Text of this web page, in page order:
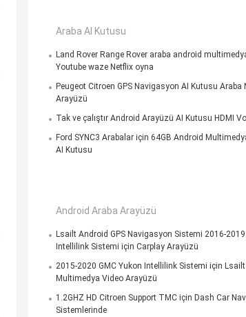
Araba AI Kutusu
Land Rover Range Rover araba android
Youtube waze Netflix oyna
Peugeot Citroen GPS Navigasyon AI Kutusu
Arayüzü
Tak ve çalıştır Android Arayüzü AI Kutusu HDMI
Ford SYNC3 Arabalar için 64GB Android
AI Kutusu
Android Araba Arayüzü
Lsailt Android GPS Navigasyon Sistemi 2016-
Intellilink Sistemi için Carplay Arayüzü
2015-2020 GMC Yukon Intellilink Sistemi için
Multimedya Video Arayüzü
1.2GHZ HD Citroen Support TMC için Dash Car
Sistemlerinde